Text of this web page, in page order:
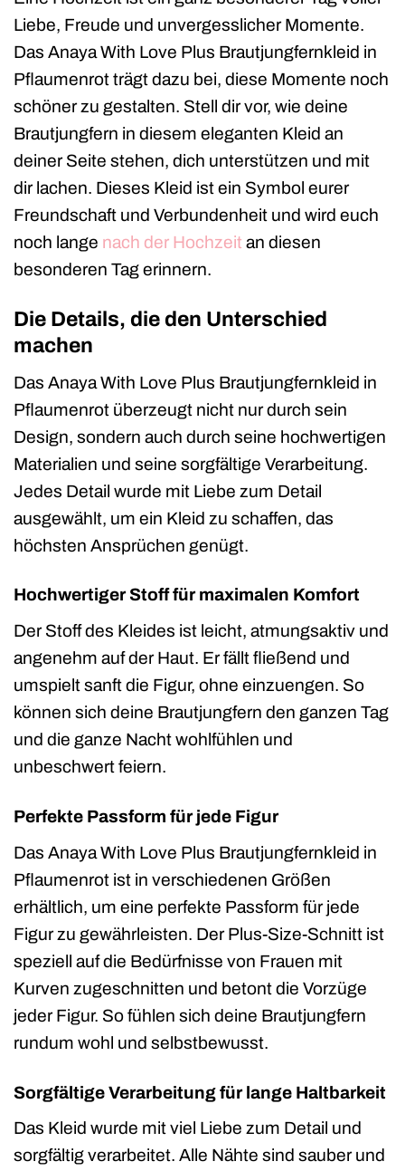
Liebe, Freude und unvergesslicher Momente.
Das Anaya With Love Plus Brautjungfernkleid in
Pflaumenrot trägt dazu bei, diese Momente noch
schöner zu gestalten. Stell dir vor, wie deine
Brautjungfern in diesem eleganten Kleid an
deiner Seite stehen, dich unterstützen und mit
dir lachen. Dieses Kleid ist ein Symbol eurer
Freundschaft und Verbundenheit und wird euch
noch lange nach der Hochzeit an diesen
besonderen Tag erinnern.
Die Details, die den Unterschied
machen
Das Anaya With Love Plus Brautjungfernkleid in
Pflaumenrot überzeugt nicht nur durch sein
Design, sondern auch durch seine hochwertigen
Materialien und seine sorgfältige Verarbeitung.
Jedes Detail wurde mit Liebe zum Detail
ausgewählt, um ein Kleid zu schaffen, das
höchsten Ansprüchen genügt.
Hochwertiger Stoff für maximalen Komfort
Der Stoff des Kleides ist leicht, atmungsaktiv und
angenehm auf der Haut. Er fällt fließend und
umspielt sanft die Figur, ohne einzuengen. So
können sich deine Brautjungfern den ganzen Tag
und die ganze Nacht wohlfühlen und
unbeschwert feiern.
Perfekte Passform für jede Figur
Das Anaya With Love Plus Brautjungfernkleid in
Pflaumenrot ist in verschiedenen Größen
erhältlich, um eine perfekte Passform für jede
Figur zu gewährleisten. Der Plus-Size-Schnitt ist
speziell auf die Bedürfnisse von Frauen mit
Kurven zugeschnitten und betont die Vorzüge
jeder Figur. So fühlen sich deine Brautjungfern
rundum wohl und selbstbewusst.
Sorgfältige Verarbeitung für lange Haltbarkeit
Das Kleid wurde mit viel Liebe zum Detail und
sorgfältig verarbeitet. Alle Nähte sind sauber und